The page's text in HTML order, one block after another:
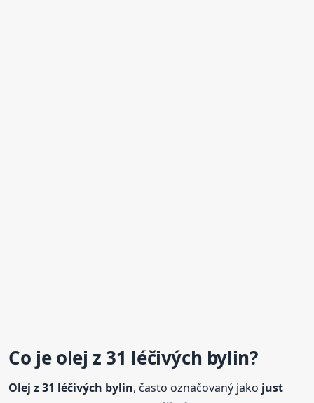
Co jeolej z 31 léčivých bylin?
Olej z 31 léčivých bylin, často označovaný jako just